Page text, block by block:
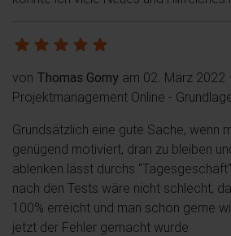
von Thomas Gorny am 02. März 2022
Projektmanagement Online -
Grundsätzlich eine gute Sache, wenn
genügend motiviert, dran zu bleiben
ablenken lässt durchs
nach den Tests wäre nicht schlecht,
100% erreicht und man schon gerne
jetzt der Fehler gemacht wurde